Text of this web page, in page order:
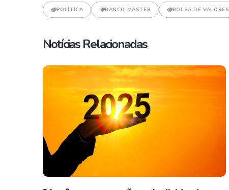
POLÍTICA BANCO MASTER BOLSA DE VALORES
Notícias Relacionadas